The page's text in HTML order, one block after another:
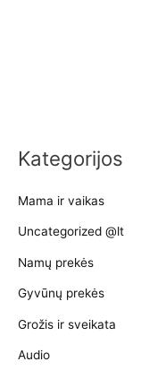
Kategorijos
Mama ir vaikas
Uncategorized @lt
Namų prekės
Gyvūnų prekės
Grožis ir sveikata
Audio